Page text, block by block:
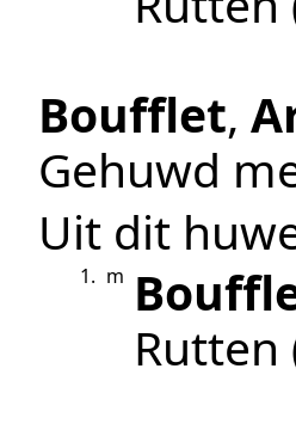
Boufflet,
Gehuwd
Uit dit
1. m
Rutten